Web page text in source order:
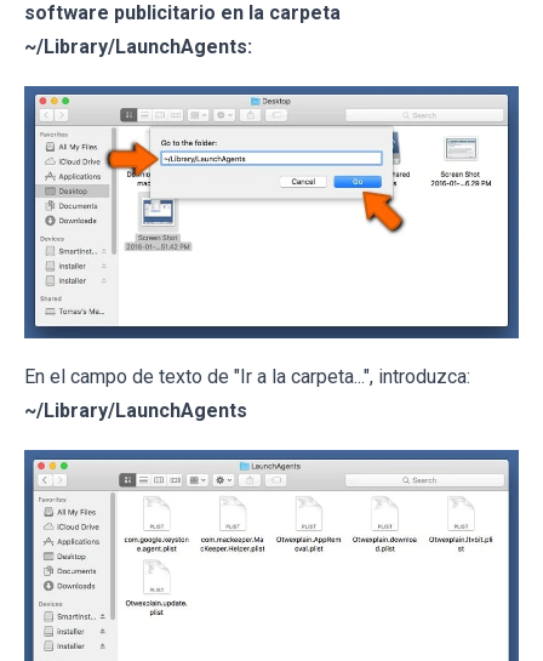
software publicitario en la carpeta
~/Library/LaunchAgents:
En el campo de texto de "Ir a la carpeta...", introduzca:
~/Library/LaunchAgents